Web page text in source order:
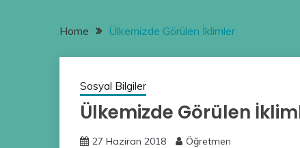
Home Ülkemizde Görülen İklimler
Sosyal Bilgiler
Ülkemizde Görülen
27 Haziran 2018 Öğretmen